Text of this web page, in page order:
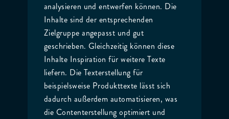
analysieren und entwerfen können. Die
Inhalte sind der entsprechenden
Zielgruppe angepasst und gut
geschrieben. Gleichzeitig können diese
Inhalte Inspiration für weitere Texte
liefern. Die Texterstellung für
beispielsweise Produkttexte lässt sich
dadurch außerdem automatisieren, was
die Contenterstellung optimiert und